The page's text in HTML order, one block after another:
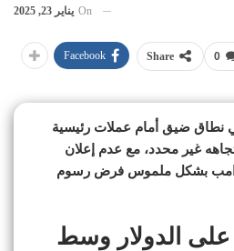
On يناير 23, 2025
0
Share
Facebook
نطاق ضيق أمام عملات رئيسية
غير محدد، مع عدم إعلان
ترامب بشكل ملموس فرض رسوم
الدولار وسط